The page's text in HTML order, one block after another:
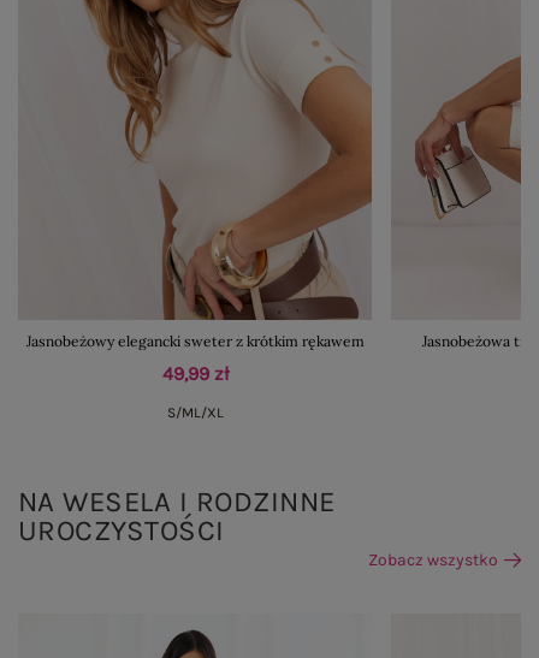
Jasnobeżowy elegancki sweter z krótkim rękawem
49,99 zł
S/ML/XL
Jasnobeżowa
NA WESELA I RODZINNE
UROCZYSTOŚCI
Zobacz wszystko